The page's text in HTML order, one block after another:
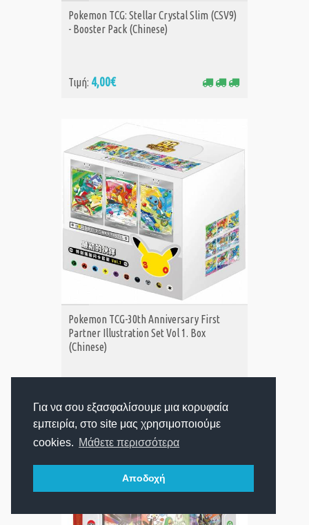
Για να σου εξασφαλίσουμε μια κορυφαία
εμπειρία, στο site μας χρησιμοποιούμε
cookies. Μάθετε περισσότερα
Αποδοχή
ΑΓΟΡΑ
Pokemon TCG: Stellar Crystal Slim (CSV9)
- Booster Pack (Chinese)
Τιμή: 4,00€
ΑΓΟΡΑ
Pokemon TCG-30th Anniversary First
Partner Illustration Set Vol 1. Box
(Chinese)